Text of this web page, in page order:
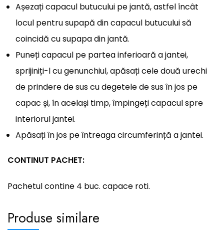
Așezați capacul butucului pe jantă, astfel încât
locul pentru supapă din capacul butucului să
coincidă cu supapa din jantă.
Puneți capacul pe partea inferioară a jantei,
sprijiniți-l cu genunchiul, apăsați cele două urechi
de prindere de sus cu degetele de sus în jos pe
capac și, în același timp, împingeți capacul spre
interiorul jantei.
Apăsați în jos pe întreaga circumferință a jantei.
CONTINUT PACHET:
Pachetul contine 4 buc. capace roti.
Produse similare